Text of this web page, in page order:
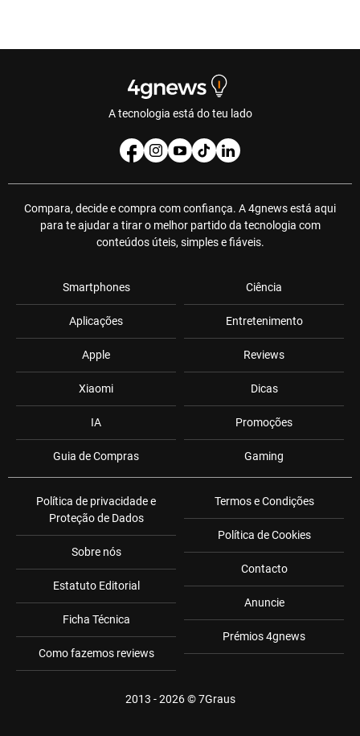
A tecnologia está do teu lado
Compara, decide e compra com confiança. A 4gnews está aqui
para te ajudar a tirar o melhor partido da tecnologia com
conteúdos úteis, simples e fiáveis.
Smartphones
Aplicações
Apple
Xiaomi
IA
Guia de Compras
Ciência
Entretenimento
Reviews
Dicas
Promoções
Gaming
Política de privacidade e
Proteção de Dados
Sobre nós
Estatuto Editorial
Ficha Técnica
Como fazemos reviews
Termos e Condições
Política de Cookies
Contacto
Anuncie
Prémios 4gnews
2013 - 2026 ©7Graus